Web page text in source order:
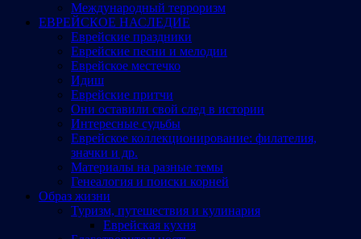
Международный терроризм
ЕВРЕЙСКОЕ НАСЛЕДИЕ
Еврейские праздники
Еврейские песни и мелодии
Еврейское местечко
Идиш
Еврейские притчи
Они оставили свой след в истории
Интересные судьбы
Еврейское коллекционирование: филателия,
значки и др.
Материалы на разные темы
Генеалогия и поиски корней
Образ жизни
Туризм, путешествия и кулинария
Еврейская кухня